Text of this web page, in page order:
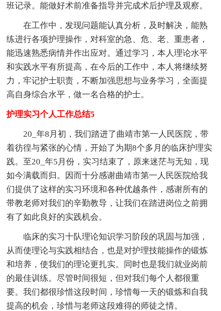
班记录。能做好术前准备指导并完成术后护理及观察。
在工作中，发现问题能认真分析，及时解决，能熟
练进行各项护理操作，对科室的急、危、老、重患者，
能迅速熟悉病情并作出应对。通过学习，本人理论水平
和实践水平有所提高，在今后的工作中，本人将继续努
力，牢记护士职责，不断加强思想与业务学习，全面提
高自身综合水平，做一名合格的护士。
护理实习个人工作总结5
20_年8月初，我们踏进了曲靖市第一人民医院，带
着彷徨与紧张的心情，开始了为期8个多月的临床护理实
践。至20_年5月份，实习结束了，原来迷茫与无知，现
如今满载而归。因而十分感谢曲靖市第一人民医院给我
们提供了这样的实习环境和各种优越条件，感谢所有的
带教老师对我们的辛勤教导，让我们在踏进岗位之前拥
有了如此良好的实践机会。
临床的实习十队理论知识学习阶段的巩固与加强，
从而使理论与实践相结合，也是对护理技能操作的锻炼
和培养，使我们的理论更扎实。同时也是我们就业岗前
的最佳训练。尽管时间很短，但对我们每个人都很重
要。我们都很珍惜这段时间，珍惜每一天的锻炼和自我
提高的机会，珍惜与老师这段难得的师徒之情。